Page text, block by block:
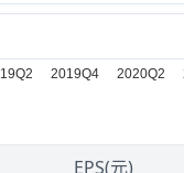
EPS(元)